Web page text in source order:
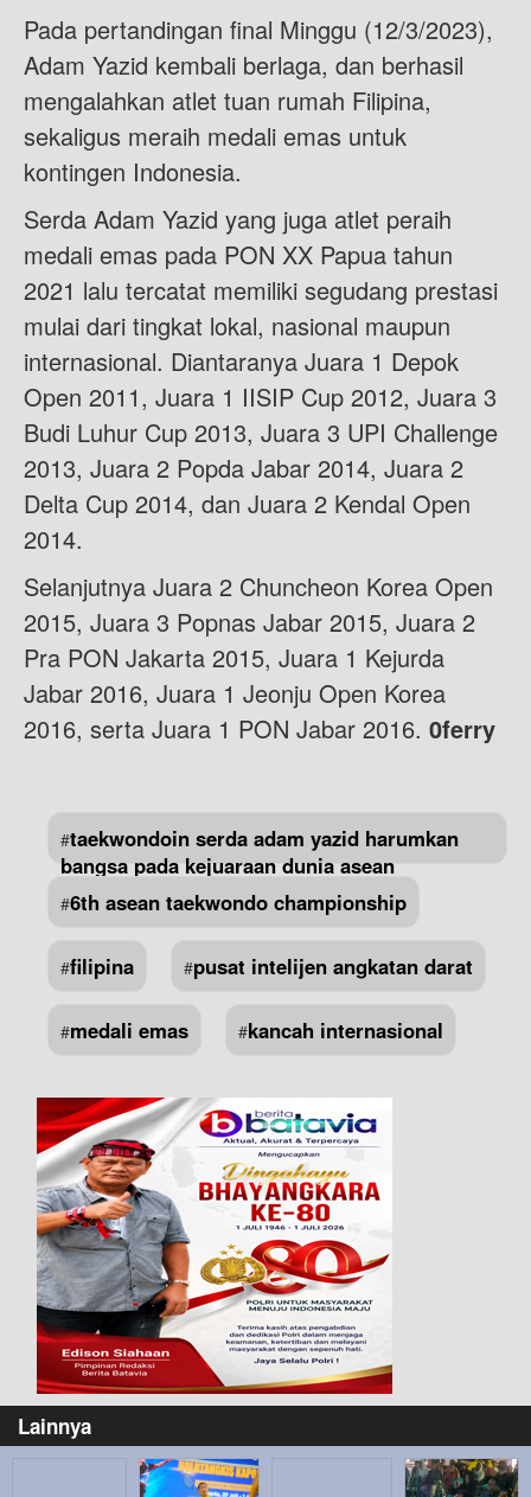
Pada pertandingan final Minggu (12/3/2023),
Adam Yazid kembali berlaga, dan berhasil
mengalahkan atlet tuan rumah Filipina,
sekaligus meraih medali emas untuk
kontingen Indonesia.
Serda Adam Yazid yang juga atlet peraih
medali emas pada PON XX Papua tahun
2021 lalu tercatat memiliki segudang prestasi
mulai dari tingkat lokal, nasional maupun
internasional. Diantaranya Juara 1 Depok
Open 2011, Juara 1 IISIP Cup 2012, Juara 3
Budi Luhur Cup 2013, Juara 3 UPI Challenge
2013, Juara 2 Popda Jabar 2014, Juara 2
Delta Cup 2014, dan Juara 2 Kendal Open
2014.
Selanjutnya Juara 2 Chuncheon Korea Open
2015, Juara 3 Popnas Jabar 2015, Juara 2
Pra PON Jakarta 2015, Juara 1 Kejurda
Jabar 2016, Juara 1 Jeonju Open Korea
2016, serta Juara 1 PON Jabar 2016. 0ferry
#taekwondoin serda adam yazid harumkan
bangsa pada kejuaraan dunia asean
#6th asean taekwondo championship
#filipina #pusat intelijen angkatan darat
#medali emas #kancah internasional
Lainnya